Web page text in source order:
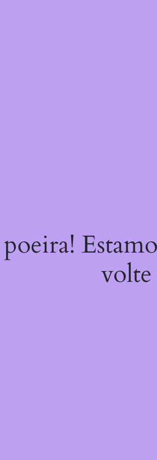
poeira!